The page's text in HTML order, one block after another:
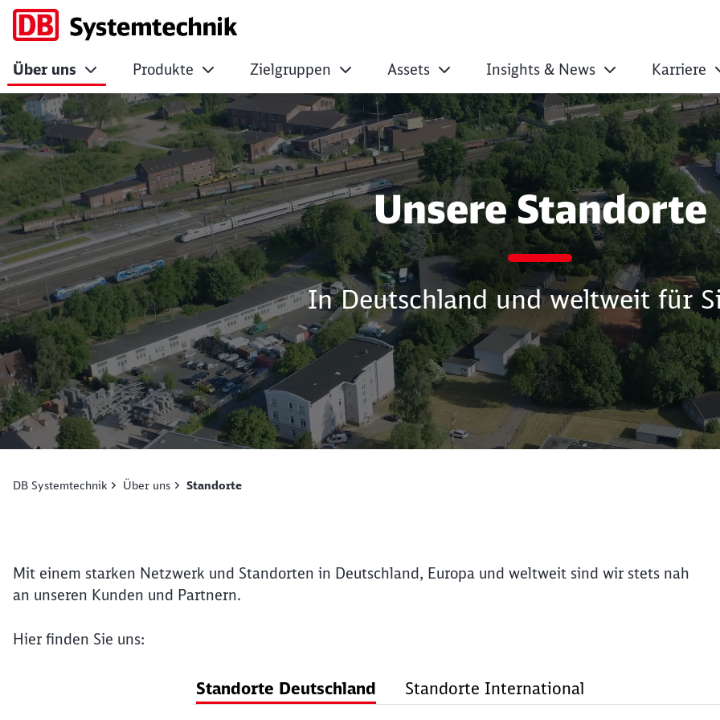
Standort
Über uns Produkte Zielgruppen Assets Insights & News Karriere
Klicken, um das folgende Video zu überspringen
Unsere Standorte
In Deutschland und weltweit für
DB Systemtechnik Über uns Standorte
Mit einem starken Netzwerk und Standorten in Deutschland, Europa und weltweit sind wir stets nah
an unseren Kunden und Partnern.
Hier finden Sie uns:
Standorte Deutschland Standorte International